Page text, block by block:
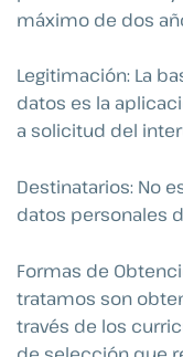
máximo de dos
Legitimación: La
datos es la
a solicitud del
Destinatarios: No
datos personales
Formas de
tratamos son
través de los